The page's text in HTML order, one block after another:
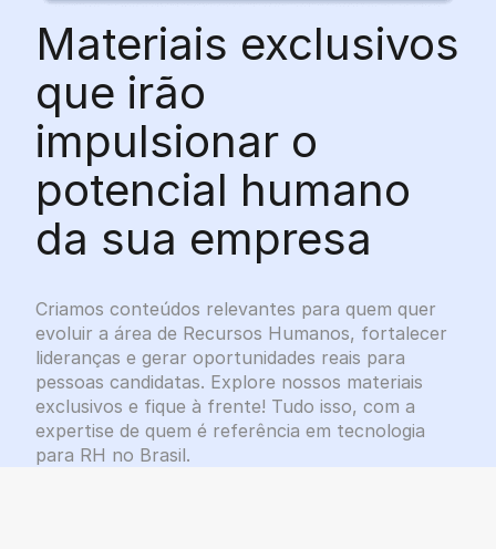
Materiais exclusivos
que irão
impulsionar o
potencial humano
da sua empresa
Criamos conteúdos relevantes para quem quer
evoluir a área de Recursos Humanos, fortalecer
lideranças e gerar oportunidades reais para
pessoas candidatas. Explore nossos materiais
exclusivos e fique à frente! Tudo isso, com a
expertise de quem é referência em tecnologia
para RH no Brasil.